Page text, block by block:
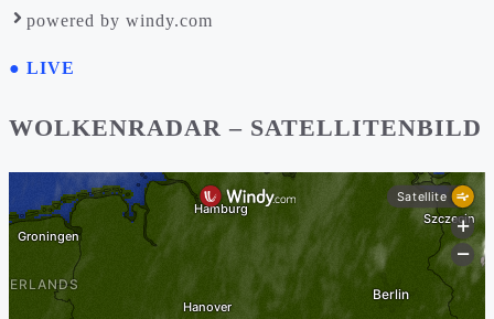
powered by windy.com
● LIVE
WOLKENRADAR – SATELLITENBILD